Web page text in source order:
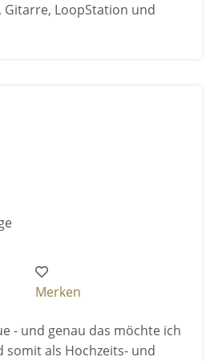
Gitarre, LoopStation und
Merken
- und genau das möchte ich
als Hochzeits- und